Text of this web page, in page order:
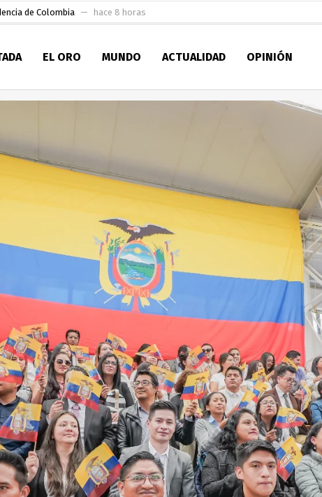
de Colombia hace 8 horas
para la Alcaldía de Machala
por El Niño hace 19 horas
en la Serie A del Fútbol Femenino Nacional 2026
con su Maestría en Producción Animal hace 1 día
RC, socialismo y Lista 70 en Pichincha y varias provincias
electoral
fue posesionado hace 2 días
alcaldía de Machala hace 6 horas
EL ORO MUNDO ACTUALIDAD OPINIÓN